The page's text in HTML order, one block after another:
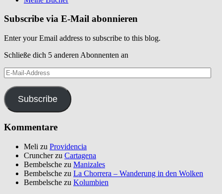
Subscribe via E-Mail abonnieren
Enter your Email address to subscribe to this blog.
Schließe dich 5 anderen Abonnenten an
E-
Mail-
Address
Subscribe
Kommentare
Meli zu Providencia
Cruncherzu Cartagena
Bembelsche zu Manizales
Bembelsche zu La Chorrera – Wanderung in den Wolken
Bembelsche zu Kolumbien